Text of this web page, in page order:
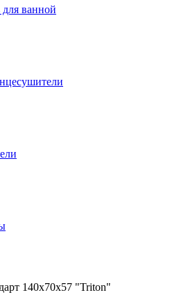
ванной
140x70x57 "Triton"